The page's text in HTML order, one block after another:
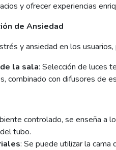
y ofrecer experiencias
de Ansiedad
y ansiedad en los
la sala: Selección de luces
combinado con difusores de
controlado, se enseña a
tubo.
: Se puede utilizar la